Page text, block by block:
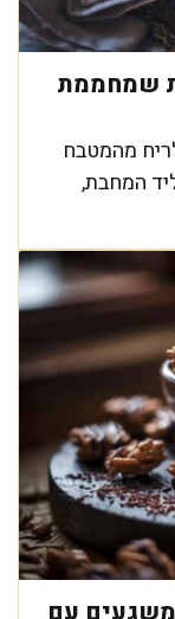
שמחממת
מהמטבח
המחבת,
משגעים עם